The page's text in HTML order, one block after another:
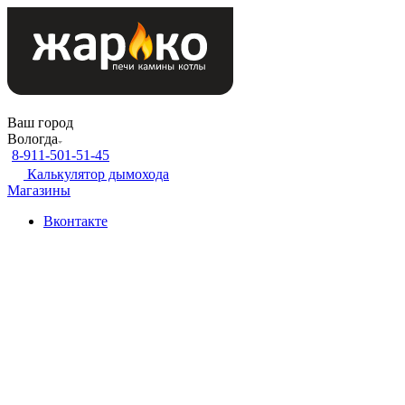
Ваш город
Вологда
8-911-501-51-45
Калькулятор дымохода
Магазины
Вконтакте